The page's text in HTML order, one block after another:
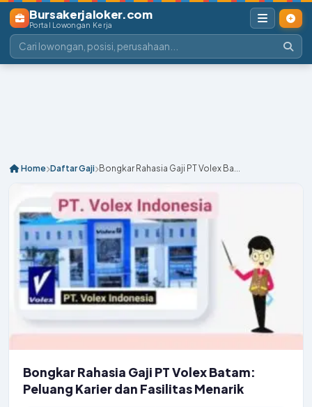
Bursakerjaloker.com
Portal Lowongan Kerja
Home Daftar Gaji Bongkar Rahasia Gaji PT Volex Ba...
Bongkar Rahasia Gaji PT Volex Batam:
Peluang Karier dan Fasilitas Menarik